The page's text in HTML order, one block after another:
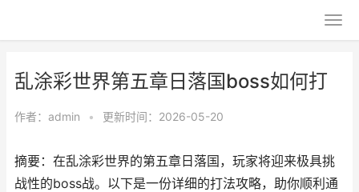
乱涂彩世界第五章日落国boss如何打
作者： admin • 更新时间：2026-05-20
摘要：在乱涂彩世界的第五章日落国，玩家将迎来极具挑
战性的boss战。以下是一份详细的打法攻略，助你顺利通